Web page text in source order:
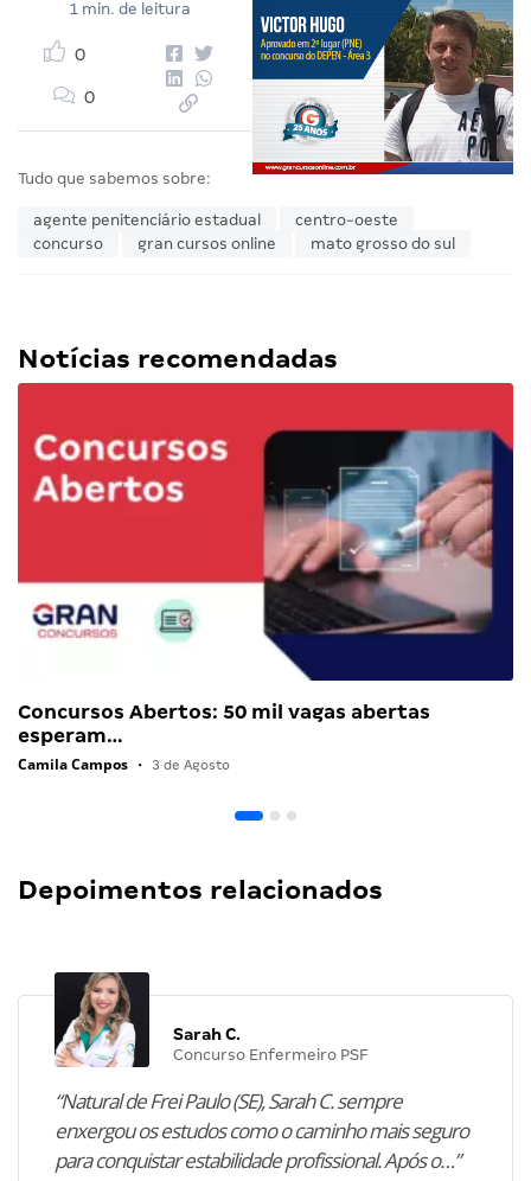
1 min. de leitura
0
0
Tudo que sabemos sobre:
agente penitenciário estadual
centro-oeste
concurso
gran cursos online mato grosso do sul
Notícias recomendadas
Concursos Abertos: 50 mil vagas abertas
esperam…
Camila Campos • 3 de Agosto
Depoimentos relacionados
Sarah C.
Concurso Enfermeiro PSF
“Natural de Frei Paulo (SE), Sarah C. sempre
enxergou os estudos como o caminho mais seguro
para conquistar estabilidade profissional. Após o…”